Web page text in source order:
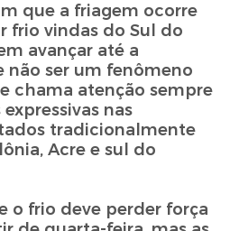
que a friagem ocorre
frio vindas do Sul do
avançar até a
não ser um fenômeno
chama atenção sempre
nas
tradicionalmente
Acre e sul do
o frio deve perder força